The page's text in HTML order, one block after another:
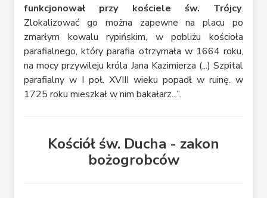
funkcjonował przy kościele św. Trójcy.
Zlokalizować go można zapewne na placu po
zmarłym kowalu rypińskim, w pobliżu kościoła
parafialnego, który parafia otrzymała w 1664 roku,
na mocy przywileju króla Jana Kazimierza (...) Szpital
parafialny w I poł. XVIII wieku popadł w ruinę. w
1725 roku mieszkał w nim bakałarz...”.
Kościół św. Ducha - zakon
bożogrobców